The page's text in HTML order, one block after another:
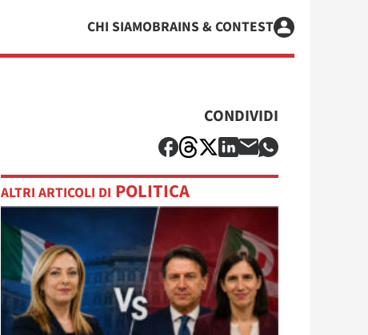
CHI SIAMOBRAINS & CONTEST
CONDIVIDI
ALTRI ARTICOLI DI POLITICA